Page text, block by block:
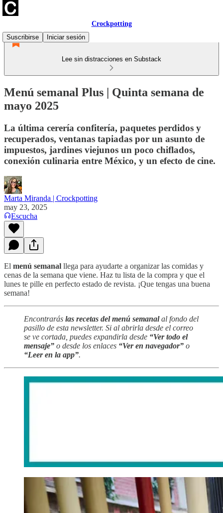
Crockpotting
Suscribirse
Iniciar sesión
Lee sin distracciones en Substack
Menú semanal Plus | Quinta semana de
mayo 2025
La última cerería confitería, paquetes perdidos y
recuperados, ventanas tapiadas por un asunto de
impuestos, jardines viejunos un poco chiflados,
conexión culinaria entre México, y un efecto de cine.
Marta Miranda | Crockpotting
may 23, 2025
Escucha
El menú semanal llega para ayudarte a organizar las comidas y
cenas de la semana que viene. Haz tu lista de la compra y que el
lunes te pille en perfecto estado de revista. ¡Que tengas una buena
semana!
Encontrarás las recetas del menú semanalal fondo del
pasillo de esta newsletter. Si al abrirla desde el correo
se ve cortada, puedes expandirla desde “Ver todo el
mensaje” o desde los enlaces “Ver en navegador” o
“Leer en la app”.